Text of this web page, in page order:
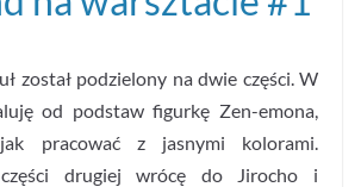
został podzielony na dwie części. W
od podstaw figurkę Zen-emona,
pracować z jasnymi kolorami.
drugiej wrócę do Jirocho i